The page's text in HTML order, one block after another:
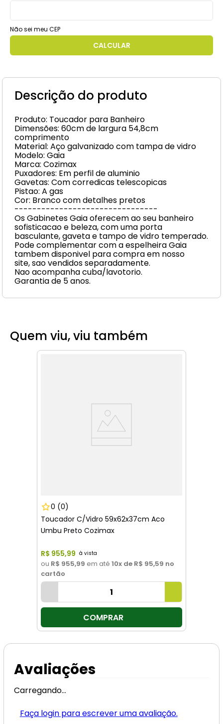
Não sei meu CEP
Descrição do produto
Produto: Toucador para Banheiro
Dimensões: 60cm de largura 54,8cm
comprimento
Material: Aço galvanizado com tampa de vidro
Modelo: Gaia
Marca: Cozimax
Puxadores: Em perfil de aluminio
Gavetas: Com corredicas telescopicas
Pistao: A gas
Cor: Branco com detalhes pretos
--------------------------------
Os Gabinetes Gaia oferecem ao seu banheiro
sofisticacao e beleza, com uma porta
basculante, gaveta e tampo de vidro temperado.
Pode complementar com a espelheira Gaia
tambem disponivel para compra em nosso
site, sao vendidos separadamente.
Nao acompanha cuba/lavotorio.
Garantia de 5 anos.
Quem viu, viu também
0 (0)
Toucador C/Vidro 59x62x37cm Aco
Umbu Preto Cozimax
R$ 955,99
ou R$ 955,99 em até 10x de R$ 95,59 no
cartão
COMPRAR
Avaliações
Carregando…
Faça login para escrever uma avaliação.